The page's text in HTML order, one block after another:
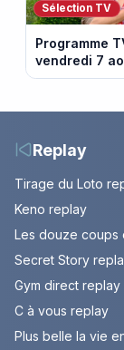
Sélection TV
Programme
vendredi 7
notre
Replay
Tirage du Loto
Keno replay
Les douze coups
Secret Story
Gym direct replay
C à vous replay
Plus belle la vie